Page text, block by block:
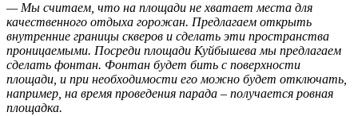
— Мы считаем, что на площади не хватает места для
качественного отдыха горожан. Предлагаем открыть
внутренние границы скверов и сделать эти пространства
проницаемыми. Посреди площади Куйбышева мы предлагаем
сделать фонтан. Фонтан будет бить с поверхности
площади, и при необходимости его можно будет отключать,
например, на время проведения парада – получается ровная
площадка.